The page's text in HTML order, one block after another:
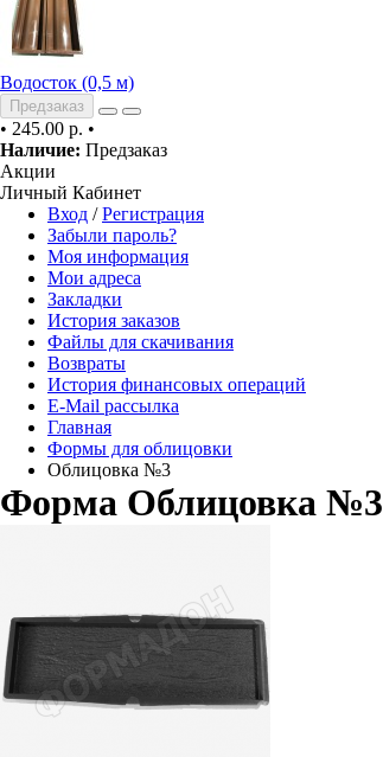
Водосток (0,5 м)
Предзаказ
• 245.00 р. •
Наличие: Предзаказ
Акции
Личный Кабинет
Вход /Регистрация
Забыли пароль?
Моя информация
Мои адреса
Закладки
История заказов
Файлы для скачивания
Возвраты
История финансовых операций
E-Mail рассылка
Главная
Формы для облицовки
Облицовка №3
Форма Облицовка №3